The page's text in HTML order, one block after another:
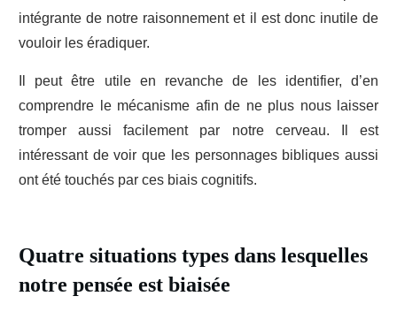
intégrante de notre raisonnement et il est donc inutile de
vouloir les éradiquer.
Il peut être utile en revanche de les identifier, d’en
comprendre le mécanisme afin de ne plus nous laisser
tromper aussi facilement par notre cerveau. Il est
intéressant de voir que les personnages bibliques aussi
ont été touchés par ces biais cognitifs.
Quatre situations types dans lesquelles
notre pensée est biaisée